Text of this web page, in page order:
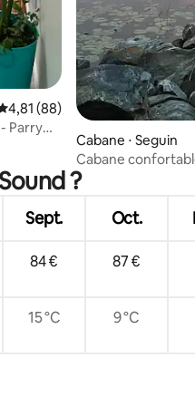
moyenne sur la
4,81 (88)
Parry
Cabane ⋅ Seguin
Cabane
Georgienne
?
Sept. Oct.
84 € 87 €
15 °C 9 °C